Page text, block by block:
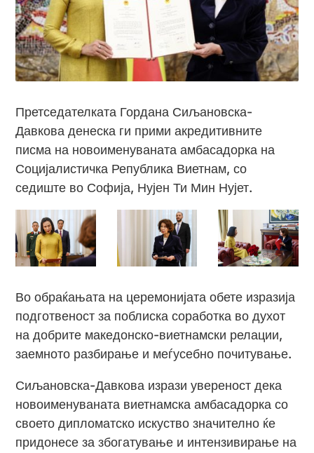
Претседателката Гордана Сиљановска-
Давкова денеска ги прими акредитивните
писма на новоименуваната амбасадорка на
Социјалистичка Република Виетнам, со
седиште во Софија, Нујен Ти Мин Нујет.
Во обраќањата на церемонијата обете изразија
подготвеност за поблиска соработка во духот
на добрите македонско-виетнамски релации,
заемното разбирање и меѓусебно почитување.
Сиљановска-Давкова изрази увереност дека
новоименуваната виетнамска амбасадорка со
своето дипломатско искуство значително ќе
придонесе за збогатување и интензивирање на